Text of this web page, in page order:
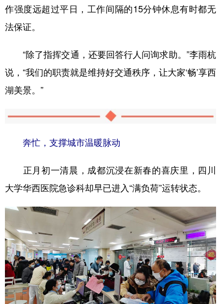
作强度远超过平日，工作间隔的15分钟休息有时都无
法保证。
“除了指挥交通，还要回答行人问询求助。”李雨杭
说，“我们的职责就是维持好交通秩序，让大家‘畅’享西
湖美景。”
奔忙，支撑城市温暖脉动
正月初一清晨，成都沉浸在新春的喜庆里，四川
大学华西医院急诊科却早已进入“满负荷”运转状态。